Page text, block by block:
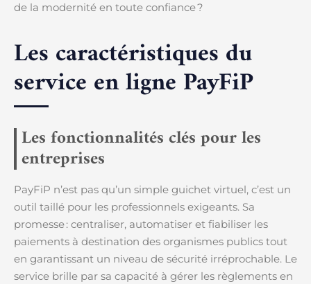
de la modernité en toute confiance ?
Les caractéristiques du
service en ligne PayFiP
Les fonctionnalités clés pour les
entreprises
PayFiP n’est pas qu’un simple guichet virtuel, c’est un
outil taillé pour les professionnels exigeants. Sa
promesse : centraliser, automatiser et fiabiliser les
paiements à destination des organismes publics tout
en garantissant un niveau de sécurité irréprochable. Le
service brille par sa capacité à gérer les règlements en